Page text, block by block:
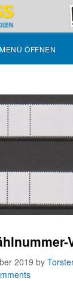
MENÜ ÖFFNEN
2019by